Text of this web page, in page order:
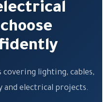
covering lighting, cables,
electrical projects.